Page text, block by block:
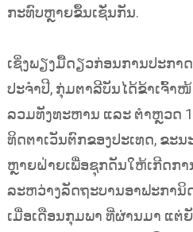
ກະທົບຫຼາຍຂຶ້ນເຊັ່ນກັນ.
ເຊິ່ງພຽງມື້ດຽວກ່ອນການປະກາ
ປະຈຳປີ, ກຸ່ມຕາລີບັນໄດ້ຂ້າເຈົ້
ລວມທັງທະຫານ ແລະ ຕຳຫຼວດ
ທິດຕາເວັນຕົກຂອງປະເທດ, ຂະ
ຫຼາຍຝ່າຍເພື່ອຊຸກດັນໃຫ້ເກີດກາ
ລະຫວ່າງລັດຖະບານອາຟະກາ
ເມື່ອເດືອນກຸມພາ ທີ່ຜ່ານມາ ແ